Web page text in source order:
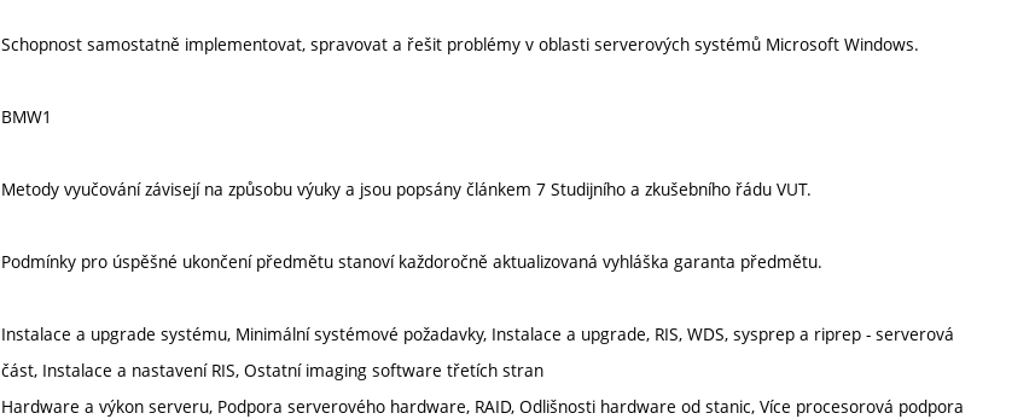
Schopnost samostatně implementovat, spravovat a řešit problémy v oblasti serverových systémů Microsoft Windows.
BMW1
Metody vyučování závisejí na způsobu výuky a jsou popsány článkem 7 Studijního a zkušebního řádu VUT.
Podmínky pro úspěšné ukončení předmětu stanoví každoročně aktualizovaná vyhláška garanta předmětu.
Instalace a upgrade systému, Minimální systémové požadavky, Instalace a upgrade, RIS, WDS, sysprep a riprep - serverová
část, Instalace a nastavení RIS, Ostatní imaging software třetích stran
Hardware a výkon serveru, Podpora serverového hardware, RAID, Odlišnosti hardware od stanic, Více procesorová podpora